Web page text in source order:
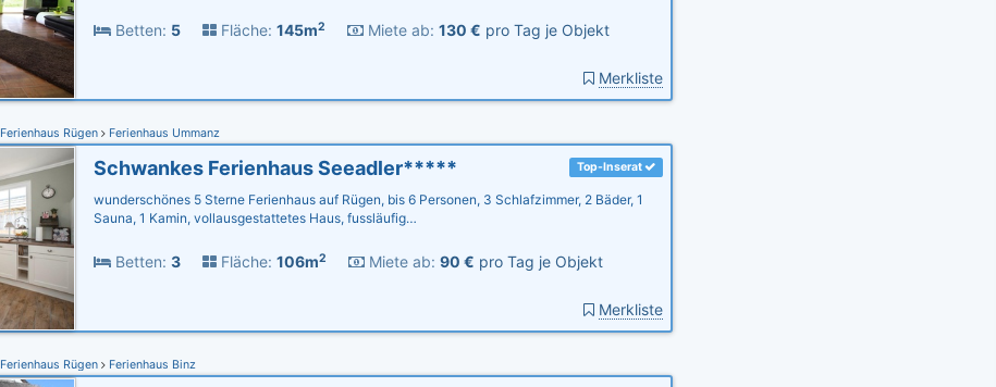
Betten: 5 Fläche: 145m2 Miete ab: 130 € pro Tag je Objekt
Merkliste
Ferienhaus Rügen Ferienhaus Ummanz
Top-Inserat
Schwankes Ferienhaus Seeadler*****
wunderschönes 5 Sterne Ferienhaus auf Rügen, bis 6 Personen, 3 Schlafzimmer, 2 Bäder, 1
Sauna, 1 Kamin, vollausgestattetes Haus, fussläufig…
Betten: 3 Fläche: 106m2 Miete ab: 90 € pro Tag je Objekt
Merkliste
Ferienhaus Rügen Ferienhaus Binz